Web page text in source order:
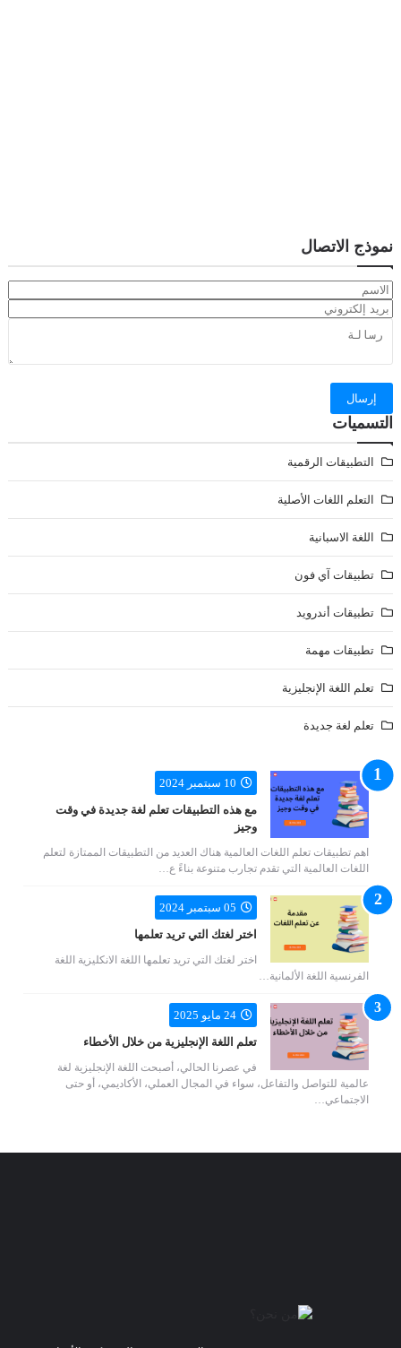
نموذج الاتصال
التسميات
التطبيقات الرقمية
التعلم اللغات الأصلية
اللغة الاسبانية
تطبيقات آي فون
تطبيقات أندرويد
تطبيقات مهمة
تعلم اللغة الإنجليزية
تعلم لغة جديدة
10 سبتمبر 2024
مع هذه التطبيقات تعلم لغة جديدة في وقت
وجيز
اهم تطبيقات تعلم اللغات العالمية هناك العديد من التطبيقات الممتازة لتعلم
اللغات العالمية التي تقدم تجارب متنوعة بناءً ع…
05 سبتمبر 2024
اختر لغتك التي تريد تعلمها
اختر لغتك التي تريد تعلمها اللغة الانكليزية اللغة
الفرنسية اللغة الألمانية…
24 مايو 2025
تعلم اللغة الإنجليزية من خلال الأخطاء
في عصرنا الحالي، أصبحت اللغة الإنجليزية لغة
عالمية للتواصل والتفاعل، سواء في المجال العملي، الأكاديمي، أو حتى
الاجتماعي…